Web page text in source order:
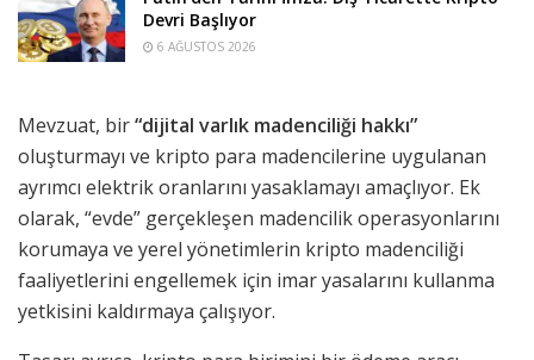
Devri Başlıyor
6 AĞUSTOS 2026
Mevzuat, bir“dijital varlık madenciliği hakkı”
oluşturmayı ve kripto para madencilerine uygulanan
ayrımcı elektrik oranlarını yasaklamayı amaçlıyor. Ek
olarak, “evde” gerçekleşen madencilik operasyonlarını
korumaya ve yerel yönetimlerin kripto madenciliği
faaliyetlerini engellemek için imar yasalarını kullanma
yetkisini kaldırmaya çalışıyor.